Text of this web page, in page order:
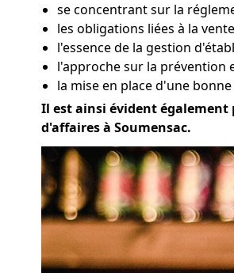
se concentrant sur la
les obligations liées à la
l'essence de la gestion
l'approche sur la prévention
la mise en place d'une
Il est ainsi évident
d'affaires à Soumensac.